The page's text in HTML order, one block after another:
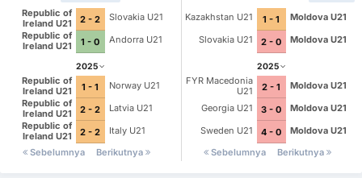
Republic of
Ireland U21
2 - 2
Slovakia U21
Republic of
Ireland U21
1 - 0 Andorra U21
2025
Republic of
Ireland U21
1 - 1
Norway U21
Republic of
Ireland U21
2 - 2
Latvia U21
Republic of
Ireland U21
2 - 2
Italy U21
Sebelumnya
Berikutnya
Kazakhstan U21 1 - 1
Moldova U21
Slovakia U21
2 - 0 Moldova U21
2025
FYR Macedonia
U21
2 - 1
Moldova U21
Georgia U21
3 - 0
Moldova U21
Sweden U21
4 - 0
Moldova U21
Sebelumnya
Berikutnya